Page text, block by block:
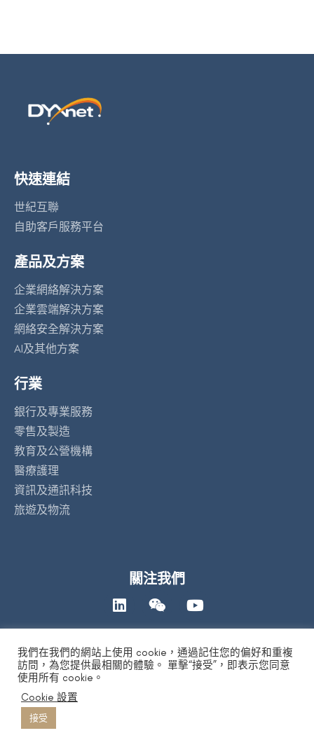
快速連結
世紀互聯
自助客戶服務平台
產品及方案
企業網絡解決方案
企業雲端解決方案
網絡安全解決方案
AI及其他方案
行業
銀行及專業服務
零售及製造
教育及公營機構
醫療護理
資訊及通訊科技
旅遊及物流
關注我們
聯絡我們
私隱政策|人工智能道德聲明
DYXnet. All Right Reserved.
我們在我們的網站上使用 cookie，通過記住您的偏好和重複
訪問，為您提供最相關的體驗。 單擊“接受”，即表示您同意
使用所有 cookie。
Cookie 設置
接受